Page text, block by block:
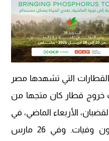
التي تشهدها مصر
قطار كان متجها من
الأربعاء الماضي، في
تسجيل عدد من الإصابات دون وفيات. وفي 26 مارس